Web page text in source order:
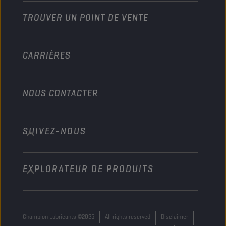
Marine
TROUVER UN POINT DE VENTE
CARRIÈRES
NOUS CONTACTER
info@championlubes.com
+32 3 870 00 20
Georges Gilliotstraat, 52 2620 Hemiksem
SUIVEZ-NOUS
EXPLORATEUR DE PRODUITS
Champion Lubricants ©2025 All rights reserved Disclaimer